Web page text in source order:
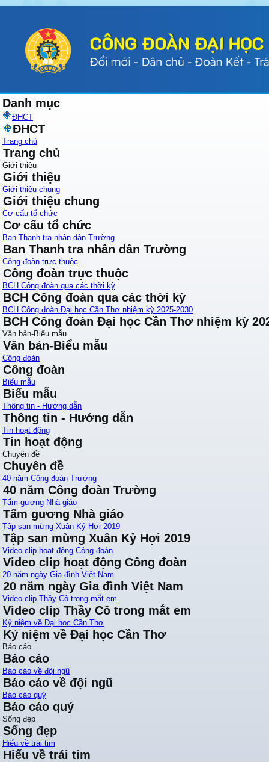
Danh mục
ĐHCT
ĐHCT
Trang chủ
Trang chủ
Giới thiệu
Giới thiệu
Giới thiệu chung
Giới thiệu chung
Cơ cấu tổ chức
Cơ cấu tổ chức
Ban Thanh tra nhân dân Trường
Ban Thanh tra nhân dân Trường
Công đoàn trực thuộc
Công đoàn trực thuộc
BCH Công đoàn qua các thời kỳ
BCH Công đoàn qua các thời kỳ
BCH Công đoàn Đại học Cần Thơ nhiệm kỳ 2025-2030
BCH Công đoàn Đại học Cần Thơ nhiệm kỳ
Văn bản-Biểu mẫu
Văn bản-Biểu mẫu
Công đoàn
Công đoàn
Biểu mẫu
Biểu mẫu
Thông tin - Hướng dẫn
Thông tin - Hướng dẫn
Tin hoạt động
Tin hoạt động
Chuyên đề
Chuyên đề
40 năm Công đoàn Trường
40 năm Công đoàn Trường
Tấm gương Nhà giáo
Tấm gương Nhà giáo
Tập san mừng Xuân Kỷ Hợi 2019
Tập san mừng Xuân Kỷ Hợi 2019
Video clip hoạt động Công đoàn
Video clip hoạt động Công đoàn
20 năm ngày Gia đình Việt Nam
20 năm ngày Gia đình Việt Nam
Video clip Thầy Cô trong mắt em
Video clip Thầy Cô trong mắt em
Kỷ niệm về Đại học Cần Thơ
Kỷ niệm về Đại học Cần Thơ
Báo cáo
Báo cáo
Báo cáo về đội ngũ
Báo cáo về đội ngũ
Báo cáo quý
Báo cáo quý
Sống đẹp
Sống đẹp
Hiểu về trái tim
Hiểu về trái tim